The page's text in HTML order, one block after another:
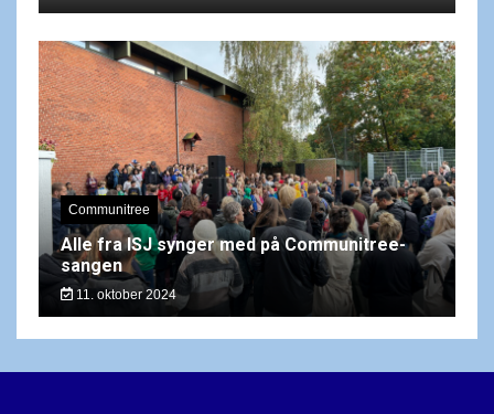
Communitree
Alle fra ISJ synger med på Communitree-
sangen
11. oktober 2024